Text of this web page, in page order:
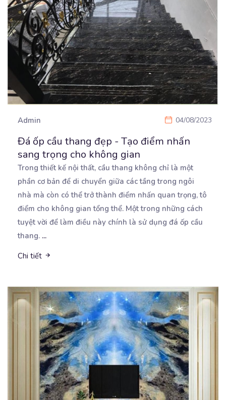
Admin 04/08/2023
Đá ốp cầu thang đẹp - Tạo điểm nhấn
sang trọng cho không gian
Trong thiết kế nội thất, cầu thang không chỉ là một
phần cơ bản để di chuyển giữa các tầngtrong ngôi
nhà mà còn có thể trở thành điểm nhấn quan trọng, tô
điểm cho không gian tổng thể. Một trong những cách
tuyệt vời để làm điều này chính là sử dụng đá ốp cầu
thang. ...
Chi tiết